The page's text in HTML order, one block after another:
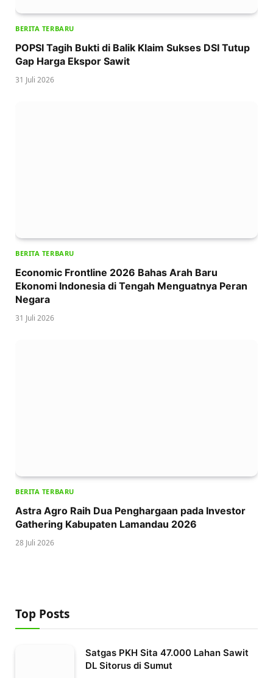
BERITA TERBARU
POPSI Tagih Bukti di Balik Klaim Sukses DSI Tutup
Gap Harga Ekspor Sawit
31 Juli 2026
BERITA TERBARU
Economic Frontline 2026 Bahas Arah Baru
Ekonomi Indonesia di Tengah Menguatnya Peran
Negara
31 Juli 2026
BERITA TERBARU
Astra Agro Raih Dua Penghargaan pada Investor
Gathering Kabupaten Lamandau 2026
28 Juli 2026
Top Posts
Satgas PKH Sita 47.000 Lahan Sawit
DL Sitorus di Sumut